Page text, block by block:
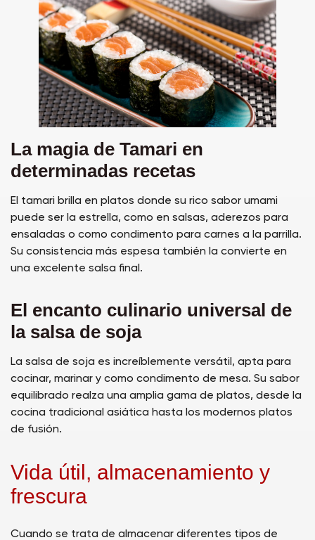
La magia de Tamari en
determinadas recetas
El tamari brilla en platos donde su rico sabor umami
puede ser la estrella, como en salsas, aderezos para
ensaladas o como condimento para carnes a la parrilla.
Su consistencia más espesa también la convierte en
una excelente salsa final.
El encanto culinario universal de
la salsa de soja
La salsa de soja es increíblemente versátil, apta para
cocinar, marinar y como condimento de mesa. Su sabor
equilibrado realza una amplia gama de platos, desde la
cocina tradicional asiática hasta los modernos platos
de fusión.
Vida útil, almacenamiento y
frescura
Cuando se trata de almacenar diferentes tipos de